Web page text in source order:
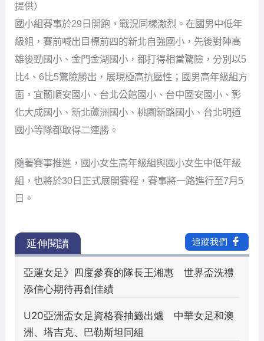
隨著賽事推進，國小女生高年級組與國小女生中低年級
組，也將於30日正式展開賽程，賽事將一路進行至7月5
日。